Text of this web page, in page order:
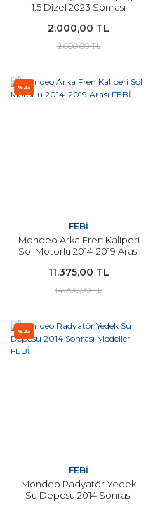
1.5 Dizel 2023 Sonrası
2.000,00 TL
2.600,00 TL
%23
FEBİ
Mondeo Arka Fren Kaliperi
Sol Motorlu 2014-2019 Arası
11.375,00 TL
14.790,00 TL
%23
FEBİ
Mondeo Radyatör Yedek
Su Deposu 2014 Sonrası